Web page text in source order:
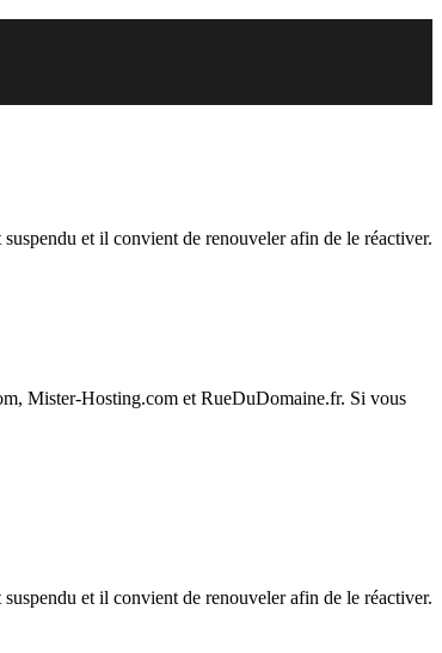
et il convient de renouveler afin de le réactiver.
Mister-Hosting.com et RueDuDomaine.fr. Si vous
et il convient de renouveler afin de le réactiver.